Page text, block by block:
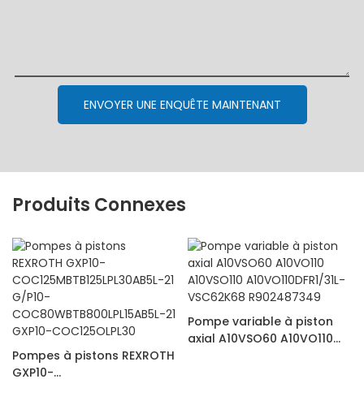
ENVOYER UNE ENQUÊTE MAINTENANT
Produits Connexes
Pompes à pistons REXROTH
GXP10-
Pompe variable à piston
axial A10VSO60 A10VO110